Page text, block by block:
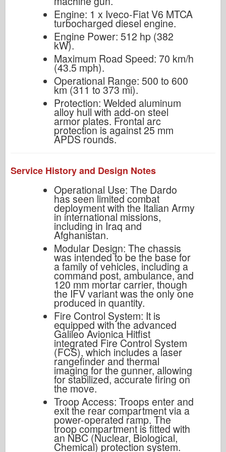
Engine: 1 x Iveco-Fiat V6 MTCA
turbocharged diesel engine.
Engine Power: 512 hp (382
kW).
Maximum Road Speed: 70 km/h
(43.5 mph).
Operational Range: 500 to 600
km (311 to 373 mi).
Protection: Welded aluminum
alloy hull with add-on steel
armor plates. Frontal arc
protection is against 25 mm
APDS rounds.
Service History and Design Notes
Operational Use: The Dardo
has seen limited combat
deployment with the Italian Army
in international missions,
including in Iraq and
Afghanistan.
Modular Design: The chassis
was intended to be the base for
a family of vehicles, including a
command post, ambulance, and
120 mm mortar carrier, though
the IFV variant was the only one
produced in quantity.
Fire Control System: It is
equipped with the advanced
Galileo Avionica Hitfist
integrated Fire Control System
(FCS), which includes a laser
rangefinder and thermal
imaging for the gunner, allowing
for stabilized, accurate firing on
the move.
Troop Access: Troops enter and
exit the rear compartment via a
power-operated ramp. The
troop compartment is fitted with
an NBC (Nuclear, Biological,
Chemical) protection system.